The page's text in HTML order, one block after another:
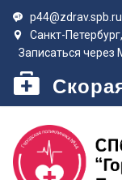
p44@zdrav.spb.ru
Санкт-
Записаться через